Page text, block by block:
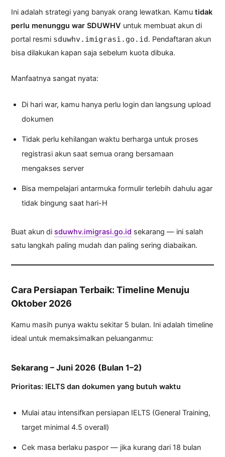
Ini adalah strategi yang banyak orang lewatkan. Kamutidak
perlu menunggu war SDUWHV untuk membuat akun di
portal resmi sduwhv.imigrasi.go.id. Pendaftaran akun
bisa dilakukan kapan saja sebelum kuota dibuka.
Manfaatnya sangat nyata:
Di hari war, kamu hanya perlu login dan langsung upload
dokumen
Tidak perlu kehilangan waktu berharga untuk proses
registrasi akun saat semua orang bersamaan
mengakses server
Bisa mempelajari antarmuka formulir terlebih dahulu agar
tidak bingung saat hari-H
Buat akun disduwhv.imigrasi.go.id sekarang — ini salah
satu langkah paling mudah dan paling sering diabaikan.
Cara Persiapan Terbaik: Timeline Menuju
Oktober 2026
Kamu masih punya waktu sekitar 5 bulan. Ini adalah timeline
ideal untuk memaksimalkan peluanganmu:
Sekarang – Juni 2026 (Bulan 1–2)
Prioritas: IELTS dan dokumen yang butuh waktu
Mulai atau intensifkan persiapan IELTS (General Training,
target minimal 4.5 overall)
Cek masa berlaku paspor — jika kurang dari 18 bulan